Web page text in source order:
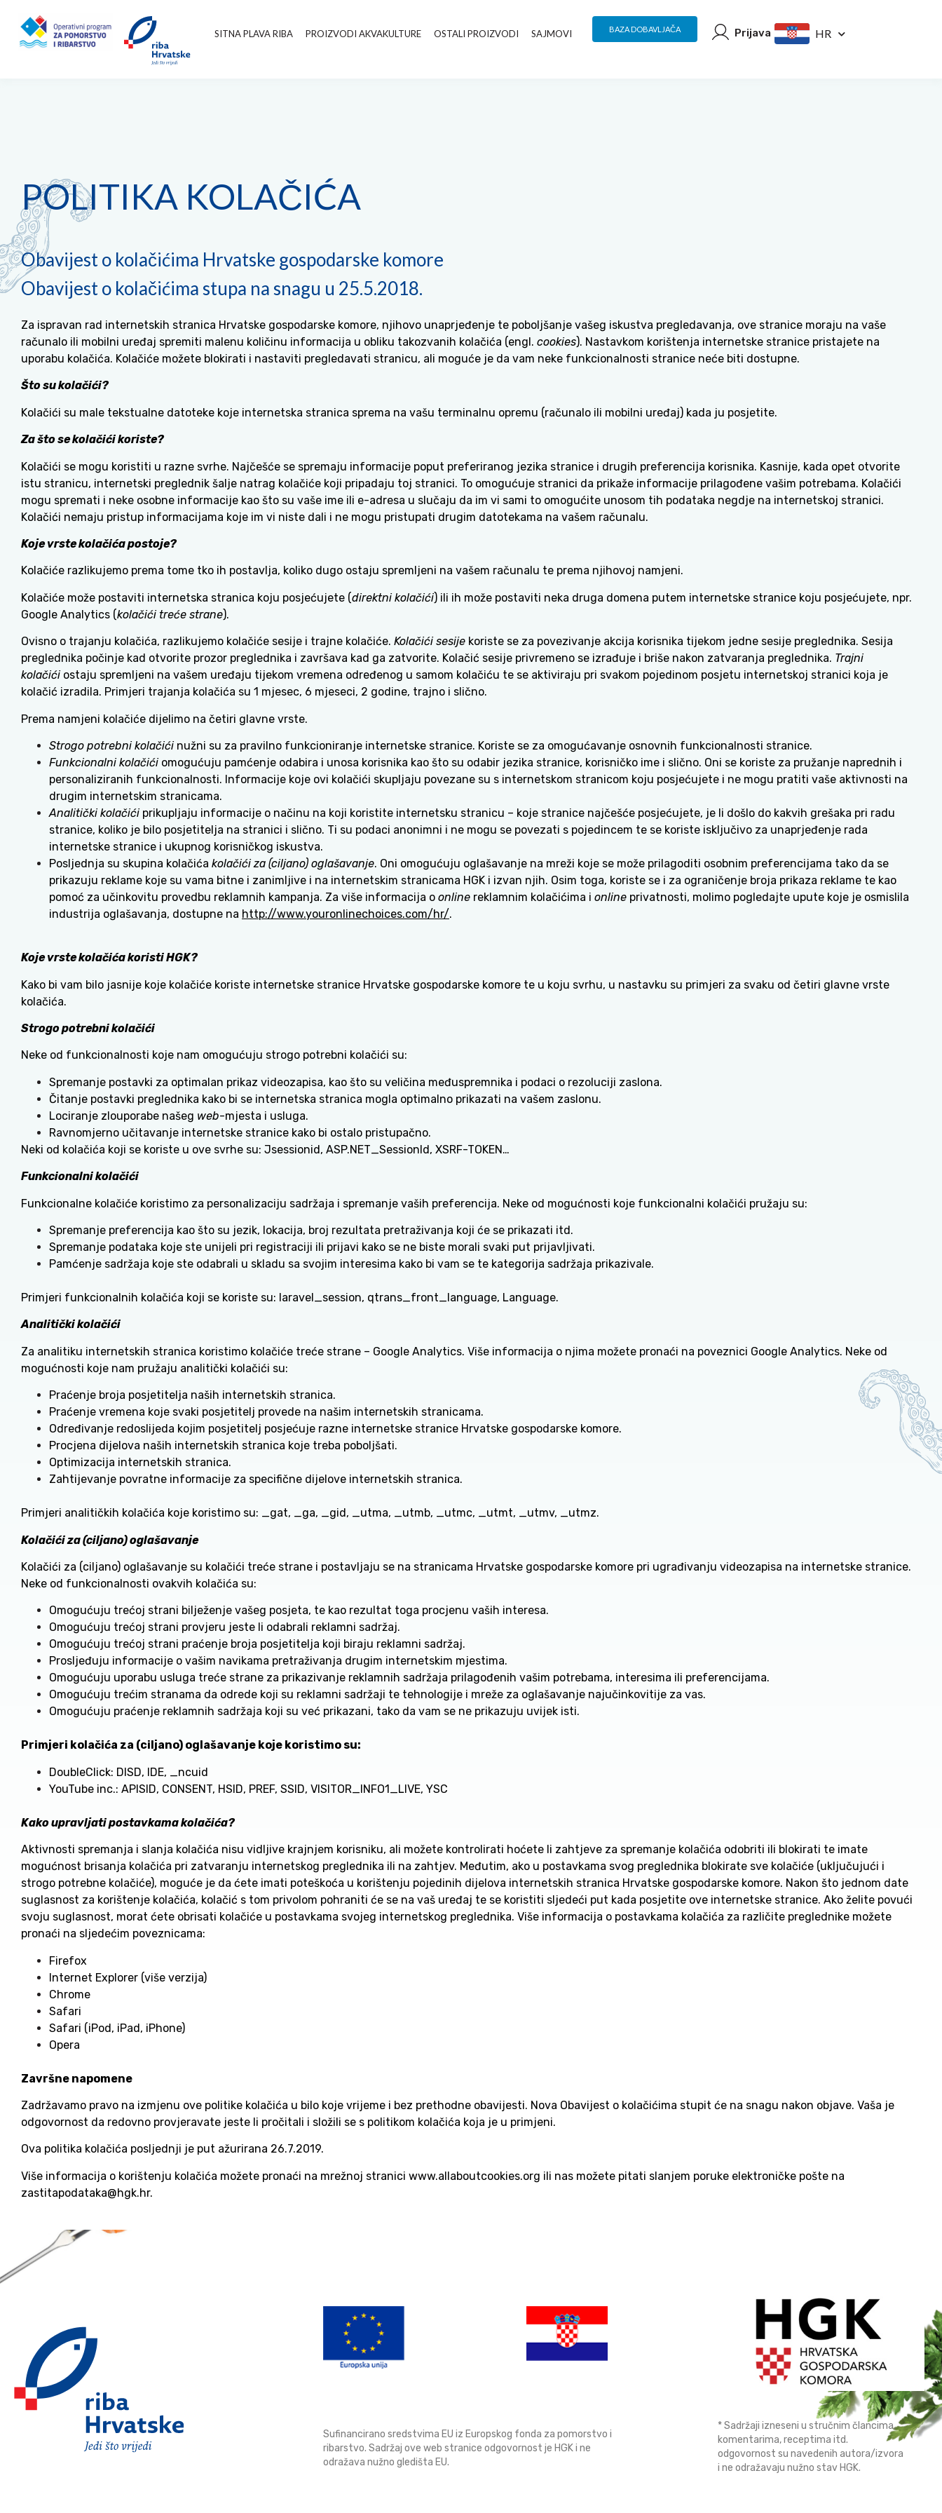
SITNA PLAVA RIBA PROIZVODI AKVAKULTURE OSTALI PROIZVODI SAJMOVI BAZA DOBAVLJAČA Prijava HR
POLITIKA KOLAČIĆA
Obavijest o kolačićima Hrvatske gospodarske komore
Obavijest o kolačićima stupa na snagu u 25.5.2018.
Za ispravan rad internetskih stranica Hrvatske gospodarske komore, njihovo unaprjeđenje te poboljšanje vašeg iskustva pregledavanja, ove stranice moraju na vaše
računalo ili mobilni uređaj spremiti malenu količinu informacija u obliku takozvanih kolačića (engl. cookies). Nastavkom korištenja internetske stranice pristajete na
uporabu kolačića. Kolačiće možete blokirati i nastaviti pregledavati stranicu, ali moguće je da vam neke funkcionalnosti stranice neće biti dostupne.
Što su kolačići?
Kolačići su male tekstualne datoteke koje internetska stranica sprema na vašu terminalnu opremu (računalo ili mobilni uređaj) kada ju posjetite.
Za što se kolačići koriste?
Kolačići se mogu koristiti u razne svrhe. Najčešće se spremaju informacije poput preferiranog jezika stranice i drugih preferencija korisnika. Kasnije, kada opet otvorite
istu stranicu, internetski preglednik šalje natrag kolačiće koji pripadaju toj stranici. To omogućuje stranici da prikaže informacije prilagođene vašim potrebama. Kolačići
mogu spremati i neke osobne informacije kao što su vaše ime ili e-adresa u slučaju da im vi sami to omogućite unosom tih podataka negdje na internetskoj stranici.
Kolačići nemaju pristup informacijama koje im vi niste dali i ne mogu pristupati drugim datotekama na vašem računalu.
Koje vrste kolačića postoje?
Kolačiće razlikujemo prema tome tko ih postavlja, koliko dugo ostaju spremljeni na vašem računalu te prema njihovoj namjeni.
Kolačiće može postaviti internetska stranica koju posjećujete (direktni kolačići) ili ih može postaviti neka druga domena putem internetske stranice koju posjećujete, npr.
Google Analytics (kolačići treće strane).
Ovisno o trajanju kolačića, razlikujemo kolačiće sesije i trajne kolačiće. Kolačići sesije koriste se za povezivanje akcija korisnika tijekom jedne sesije preglednika. Sesija
preglednika počinje kad otvorite prozor preglednika i završava kad ga zatvorite. Kolačić sesije privremeno se izrađuje i briše nakon zatvaranja preglednika. Trajni
kolačići ostaju spremljeni na vašem uređaju tijekom vremena određenog u samom kolačiću te se aktiviraju pri svakom pojedinom posjetu internetskoj stranici koja je
kolačić izradila. Primjeri trajanja kolačića su 1 mjesec, 6 mjeseci, 2 godine, trajno i slično.
Prema namjeni kolačiće dijelimo na četiri glavne vrste.
Strogo potrebni kolačići nužni su za pravilno funkcioniranje internetske stranice. Koriste se za omogućavanje osnovnih funkcionalnosti stranice.
Funkcionalni kolačići omogućuju pamćenje odabira i unosa korisnika kao što su odabir jezika stranice, korisničko ime i slično. Oni se koriste za pružanje naprednih i
personaliziranih funkcionalnosti. Informacije koje ovi kolačići skupljaju povezane su s internetskom stranicom koju posjećujete i ne mogu pratiti vaše aktivnosti na
drugim internetskim stranicama.
Analitički kolačići prikupljaju informacije o načinu na koji koristite internetsku stranicu – koje stranice najčešće posjećujete, je li došlo do kakvih grešaka pri radu
stranice, koliko je bilo posjetitelja na stranici i slično. Ti su podaci anonimni i ne mogu se povezati s pojedincem te se koriste isključivo za unaprjeđenje rada
internetske stranice i ukupnog korisničkog iskustva.
Posljednja su skupina kolačića kolačići za (ciljano) oglašavanje. Oni omogućuju oglašavanje na mreži koje se može prilagoditi osobnim preferencijama tako da se
prikazuju reklame koje su vama bitne i zanimljive i na internetskim stranicama HGK i izvan njih. Osim toga, koriste se i za ograničenje broja prikaza reklame te kao
pomoć za učinkovitu provedbu reklamnih kampanja. Za više informacija o online reklamnim kolačićima i online privatnosti, molimo pogledajte upute koje je osmislila
industrija oglašavanja, dostupne na http://www.youronlinechoices.com/hr/.
Koje vrste kolačića koristi HGK?
Kako bi vam bilo jasnije koje kolačiće koriste internetske stranice Hrvatske gospodarske komore te u koju svrhu, u nastavku su primjeri za svaku od četiri glavne vrste
kolačića.
Strogo potrebni kolačići
Neke od funkcionalnosti koje nam omogućuju strogo potrebni kolačići su:
Spremanje postavki za optimalan prikaz videozapisa, kao što su veličina međuspremnika i podaci o rezoluciji zaslona.
Čitanje postavki preglednika kako bi se internetska stranica mogla optimalno prikazati na vašem zaslonu.
Lociranje zlouporabe našeg web-mjesta i usluga.
Ravnomjerno učitavanje internetske stranice kako bi ostalo pristupačno.
Neki od kolačića koji se koriste u ove svrhe su: Jsessionid, ASP.NET_SessionId, XSRF-TOKEN…
Funkcionalni kolačići
Funkcionalne kolačiće koristimo za personalizaciju sadržaja i spremanje vaših preferencija. Neke od mogućnosti koje funkcionalni kolačići pružaju su:
Spremanje preferencija kao što su jezik, lokacija, broj rezultata pretraživanja koji će se prikazati itd.
Spremanje podataka koje ste unijeli pri registraciji ili prijavi kako se ne biste morali svaki put prijavljivati.
Pamćenje sadržaja koje ste odabrali u skladu sa svojim interesima kako bi vam se te kategorija sadržaja prikazivale.
Primjeri funkcionalnih kolačića koji se koriste su: laravel_session, qtrans_front_language, Language.
Analitički kolačići
Za analitiku internetskih stranica koristimo kolačiće treće strane – Google Analytics. Više informacija o njima možete pronaći na poveznici Google Analytics. Neke od
mogućnosti koje nam pružaju analitički kolačići su:
Praćenje broja posjetitelja naših internetskih stranica.
Praćenje vremena koje svaki posjetitelj provede na našim internetskih stranicama.
Određivanje redoslijeda kojim posjetitelj posjećuje razne internetske stranice Hrvatske gospodarske komore.
Procjena dijelova naših internetskih stranica koje treba poboljšati.
Optimizacija internetskih stranica.
Zahtijevanje povratne informacije za specifične dijelove internetskih stranica.
Primjeri analitičkih kolačića koje koristimo su: _gat, _ga, _gid, _utma, _utmb, _utmc, _utmt, _utmv, _utmz.
Kolačići za (ciljano) oglašavanje
Kolačići za (ciljano) oglašavanje su kolačići treće strane i postavljaju se na stranicama Hrvatske gospodarske komore pri ugrađivanju videozapisa na internetske stranice.
Neke od funkcionalnosti ovakvih kolačića su:
Omogućuju trećoj strani bilježenje vašeg posjeta, te kao rezultat toga procjenu vaših interesa.
Omogućuju trećoj strani provjeru jeste li odabrali reklamni sadržaj.
Omogućuju trećoj strani praćenje broja posjetitelja koji biraju reklamni sadržaj.
Prosljeđuju informacije o vašim navikama pretraživanja drugim internetskim mjestima.
Omogućuju uporabu usluga treće strane za prikazivanje reklamnih sadržaja prilagođenih vašim potrebama, interesima ili preferencijama.
Omogućuju trećim stranama da odrede koji su reklamni sadržaji te tehnologije i mreže za oglašavanje najučinkovitije za vas.
Omogućuju praćenje reklamnih sadržaja koji su već prikazani, tako da vam se ne prikazuju uvijek isti.
Primjeri kolačića za (ciljano) oglašavanje koje koristimo su:
DoubleClick: DISD, IDE, _ncuid
YouTube inc.: APISID, CONSENT, HSID, PREF, SSID, VISITOR_INFO1_LIVE, YSC
Kako upravljati postavkama kolačića?
Aktivnosti spremanja i slanja kolačića nisu vidljive krajnjem korisniku, ali možete kontrolirati hoćete li zahtjeve za spremanje kolačića odobriti ili blokirati te imate
mogućnost brisanja kolačića pri zatvaranju internetskog preglednika ili na zahtjev. Međutim, ako u postavkama svog preglednika blokirate sve kolačiće (uključujući i
strogo potrebne kolačiće), moguće je da ćete imati poteškoća u korištenju pojedinih dijelova internetskih stranica Hrvatske gospodarske komore. Nakon što jednom date
suglasnost za korištenje kolačića, kolačić s tom privolom pohraniti će se na vaš uređaj te se koristiti sljedeći put kada posjetite ove internetske stranice. Ako želite povući
svoju suglasnost, morat ćete obrisati kolačiće u postavkama svojeg internetskog preglednika. Više informacija o postavkama kolačića za različite preglednike možete
pronaći na sljedećim poveznicama:
Firefox
Internet Explorer (više verzija)
Chrome
Safari
Safari (iPod, iPad, iPhone)
Opera
Završne napomene
Zadržavamo pravo na izmjenu ove politike kolačića u bilo koje vrijeme i bez prethodne obavijesti. Nova Obavijest o kolačićima stupit će na snagu nakon objave. Vaša je
odgovornost da redovno provjeravate jeste li pročitali i složili se s politikom kolačića koja je u primjeni.
Ova politika kolačića posljednji je put ažurirana 26.7.2019.
Više informacija o korištenju kolačića možete pronaći na mrežnoj stranici www.allaboutcookies.org ili nas možete pitati slanjem poruke elektroničke pošte na
zastitapodataka@hgk.hr.
Sufinancirano sredstvima EU iz Europskog fonda za pomorstvo i
ribarstvo. Sadržaj ove web stranice odgovornost je HGK i ne
odražava nužno gledišta EU.
* Sadržaji izneseni u stručnim člancima,
komentarima, receptima itd.
odgovornost su navedenih autora/izvora
i ne odražavaju nužno stav HGK.